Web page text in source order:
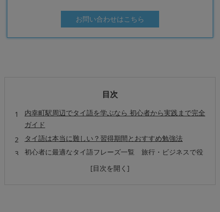
お問い合わせはこちら
目次
内幸町駅周辺でタイ語を学ぶなら 初心者から実践まで完全
ガイド
タイ語は本当に難しい？習得期間とおすすめ勉強法
初心者に最適なタイ語フレーズ一覧 旅行・ビジネスで役